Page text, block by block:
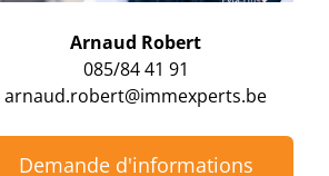
Arnaud Robert
085/84 41 91
arnaud.robert@immexperts.be
Demande d'informations